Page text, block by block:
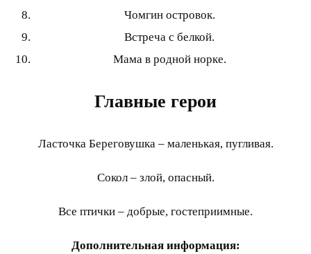
Чомгин островок.
Встреча с белкой.
Мама в родной норке.
Главные герои
Ласточка Береговушка – маленькая, пугливая.
Сокол – злой, опасный.
Все птички – добрые, гостеприимные.
Дополнительная информация: